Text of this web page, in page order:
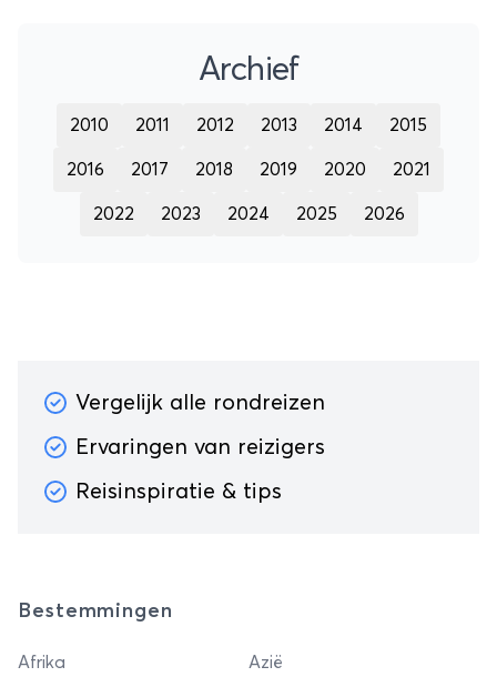
Archief
2010 2011 2012 2013 2014 2015
2016 2017 2018 2019 2020 2021
2022 2023 2024 2025 2026
Vergelijk alle rondreizen
Ervaringen van reizigers
Reisinspiratie & tips
Bestemmingen
Afrika
Azië